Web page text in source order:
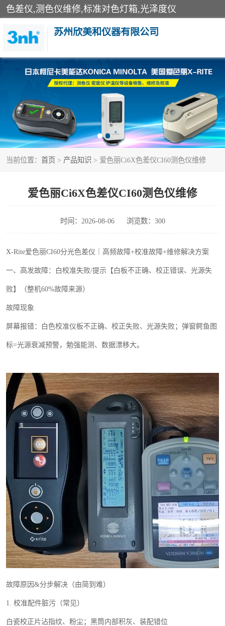
色差仪,测色仪维修,标准对色灯箱,光泽度仪
苏州欣美和仪器有限公司
当前位置： 首页 > 产品知识 > 爱色丽Ci6X色差仪CI60测色仪维修
爱色丽Ci6X色差仪CI60测色仪维修
时间：2026-08-06 浏览数：300
X-Rite爱色丽CI60分光色差仪｜高频故障+校准故障+维修解决方案
一、高发故障：白校准失败/提示【白板不正确、校正错误、光源失
败】（整机60%故障来源）
故障现象
屏幕报错：白色校准仪板不正确、校正失败、光源失败；弹窗鳄鱼图
标=光源衰减预警，勉强能测、数据漂移大。
故障原因 &分步解决（由简到难）
1. 校准配件脏污（常见）
白瓷校正片沾指纹、粉尘；黑筒内部积灰、装配错位
3nh色差仪
分光色差仪
美能达色差计
3nh分光测色仪
光泽度仪
炉温仪维修
行业色差仪
印刷看样台
条码扫描仪维修